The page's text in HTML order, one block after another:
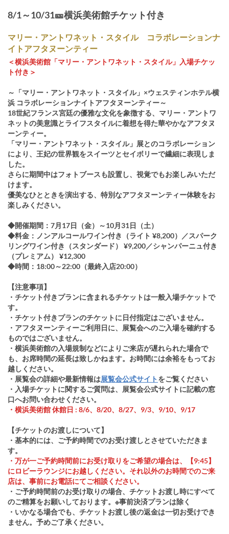
8/1～10/31🎫横浜美術館チケット付き
マリー・アントワネット・スタイル コラボレーションナ
イトアフタヌーンティー
＜横浜美術館「マリー・アントワネット・スタイル」入場チケッ
ト付き＞
～「マリー・アントワネット・スタイル」×ウェスティンホテル横
浜 コラボレーションナイトアフタヌーンティー～
18世紀フランス宮廷の優雅な文化を象徴する、マリー・アントワ
ネットの美意識とライフスタイルに着想を得た華やかなアフタヌ
ーンティー。
「マリー・アントワネット・スタイル」展とのコラボレーション
により、王妃の世界観をスイーツとセイボリーで繊細に表現しま
した。
さらに期間中はフォトブースも設置し、視覚でもお楽しみいただ
けます。
優美なひとときを演出する、特別なアフタヌーンティー体験をお
楽しみください。
◆開催期間：7月17日（金）～10月31日（土）
◆料金：ノンアルコールワイン付き（ライト ¥8,200）／スパーク
リングワイン付き（スタンダード） ¥9,200／シャンパーニュ付き
（プレミアム） ¥12,300
◆時間：18:00～22:00（最終入店20:00）
【注意事項】
・チケット付きプランに含まれるチケットは一般入場チケットで
す。
・チケット付きプランのチケットに日付指定はございません。
・アフタヌーンティーご利用日に、展覧会へのご入場を確約する
ものではございません。
・横浜美術館の入場規制などによりご来店が遅れられた場合で
も、お席時間の延長は致しかねます。お時間には余裕をもってお
越しください。
・展覧会の詳細や最新情報は展覧会公式サイト をご覧ください
・入場チケットに関するご質問は、展覧会公式サイトに記載の窓
口へお問い合わせください。
・横浜美術館 休館日 : 8/6、8/20、8/27、9/3、9/10、9/17
【チケットのお渡しについて】
・基本的には、ご予約時間でのお受け渡しとさせていただきま
す。
・万が一ご予約時間前にお受け取りをご希望の場合は、【9:45】
にロビーラウンジにお越しください。それ以外のお時間でのご来
店は、事前にお電話にてご相談ください。
・ご予約時間前のお受け取りの場合、チケットお渡し時にすべて
のご精算をお願いしております。※事前決済プランは除く
・いかなる場合でも、チケットお渡し後の返金は一切お受けでき
ません。予めご了承ください。